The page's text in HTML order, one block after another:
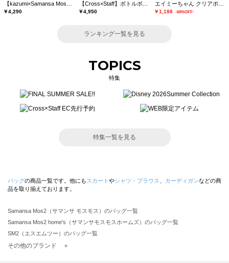
￥4,290 ￥4,950 ￥1,188 -60%OFF-
ランキング一覧を見る
TOPICS
特集
特集一覧を見る
バッグの商品一覧です。他にも スカート やシャツ・ブラウス カーディガンなどの商
品を取り揃えております。
Samansa Mos2（サマンサ モスモス）のバッグ一覧
Samansa Mos2 home's（サマンサモスモスホームズ）のバッグ一覧
SM2（エスエムツー）のバッグ一覧
TSUHARU by Samansa Mos2（ツハルバイサマンサモスモス）のバッグ一覧
その他のブランド ＋